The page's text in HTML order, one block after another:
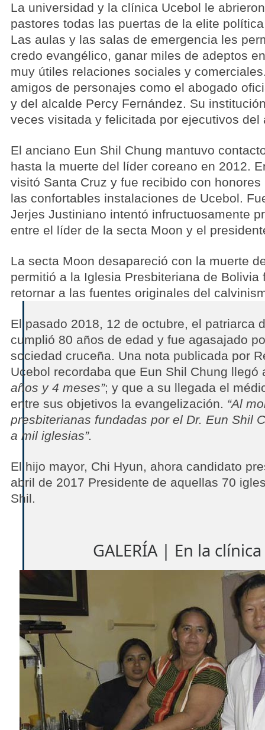
La universidad y la clínica Ucebol le
pastores todas las puertas de la elite
Las aulas y las salas de emergencia les
credo evangélico, ganar miles de adeptos
muy útiles relaciones sociales y
amigos de personajes como el abogado
y del alcalde Percy Fernández. Su
veces visitada y felicitada por ejecutivos del
El anciano Eun Shil Chung mantuvo
hasta la muerte del líder coreano en 2012.
visitó Santa Cruz y fue recibido con
las confortables instalaciones de Ucebol.
Jerjes Justiniano intentó infructuosamente
entre el líder de la secta Moon y el
La secta Moon desapareció con la muerte
permitió a la Iglesia Presbiteriana de Bolivia
retornar a las fuentes originales del
El pasado 2018, 12 de octubre, el patriarca
cumplió 80 años de edad y fue agasajado
sociedad cruceña. Una nota publicada por
Ucebol recordaba que Eun Shil Chung
años y 4 meses”; y que a su llegada el
entre sus objetivos la evangelización. “Al
presbiterianas fundadas por el Dr. Eun Shil
a mil iglesias”.
El hijo mayor, Chi Hyun, ahora candidato
abril de 2017 Presidente de aquellas 70
Shil.
GALERÍA | En la